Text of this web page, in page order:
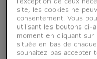
l’exception de ceux
site, les cookies ne
consentement. Vous
utilisant les boutons ci-
moment en cliquant sur
située en bas de
souhaitez pas accepter